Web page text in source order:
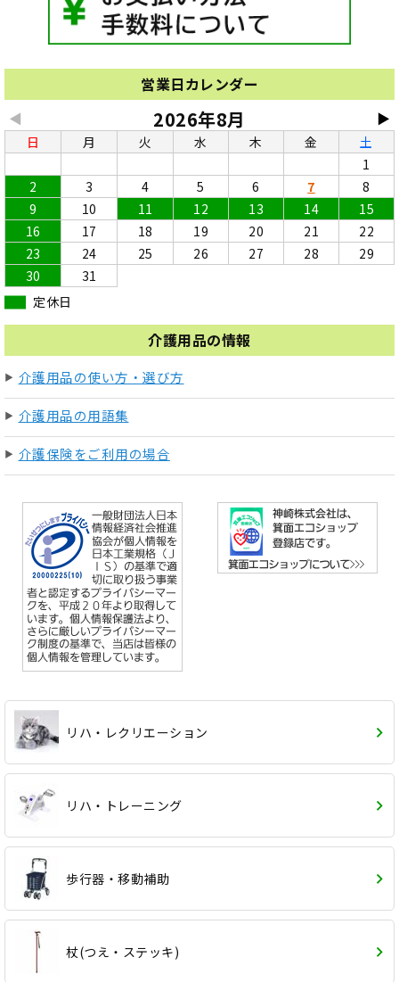
営業日カレンダー
◀ ▶
2026年8月
日 月 火 水 木 金
土
1
2
3 4 5 6 7
8
9
10 11 12 13 14
15
16
17 18 19 20 21
22
23
24 25 26 27 28
29
30
31
定休日
介護用品の情報
介護用品の使い方・選び方
介護用品の用語集
介護保険をご利用の場合
リハ・レクリエーション
リハ・トレーニング
歩行器・移動補助
杖(つえ・ステッキ)